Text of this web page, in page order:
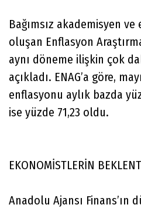
Bağımsız akademisyen
oluşan Enflasyon
aynı döneme ilişkin çok
açıkladı. ENAG’a göre,
enflasyonu aylık bazda
ise yüzde 71,23 oldu.
EKONOMİSTLERİN
Anadolu Ajansı Finans’ın